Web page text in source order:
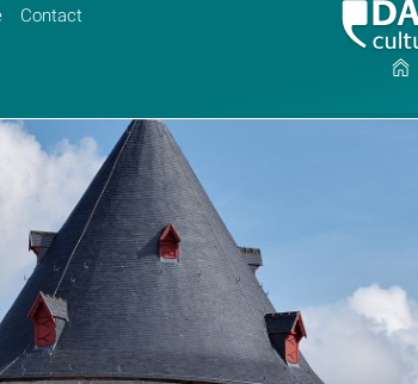
Contact